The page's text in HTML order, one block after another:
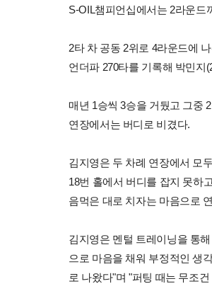
S-OIL챔피언십에서는 2라운드
2타 차 공동 2위로 4라운드에
언더파 270타를 기록해 박민지
매년 1승씩 3승을 거뒀고 그중
연장에서는 버디로 비겼다.
김지영은 두 차례 연장에서 모
18번 홀에서 버디를 잡지 못하
음먹은 대로 치자는 마음으로
김지영은 멘털 트레이닝을 통
으로 마음을 채워 부정적인 생
로 나왔다"며 "퍼팅 때는 무조